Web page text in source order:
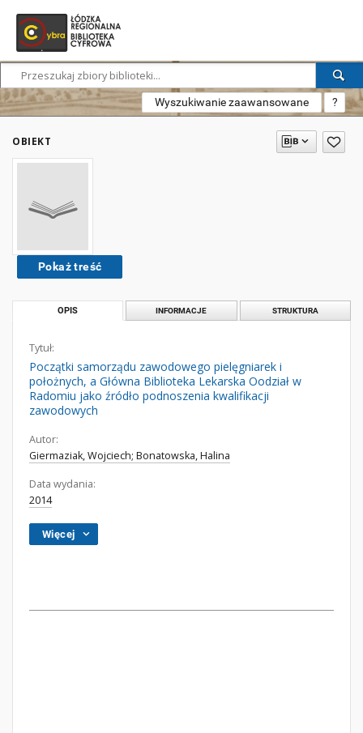
Wyszukiwanie zaawansowane ?
OBIEKT
Pokaż treść
OPIS INFORMACJE STRUKTURA
Tytuł:
Początki samorządu zawodowego pielęgniarek i
położnych, a Główna Biblioteka Lekarska Oodział w
Radomiu jako źródło podnoszenia kwalifikacji
zawodowych
Autor:
Giermaziak, Wojciech; Bonatowska, Halina
Data wydania:
2014
Więcej